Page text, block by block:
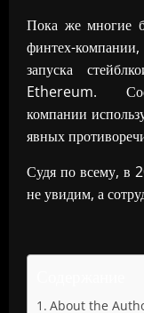
Пока же многие
финтех-
запуска
Ethereum.
компании
явных
Судя по всему, в
не увидим, а
About the